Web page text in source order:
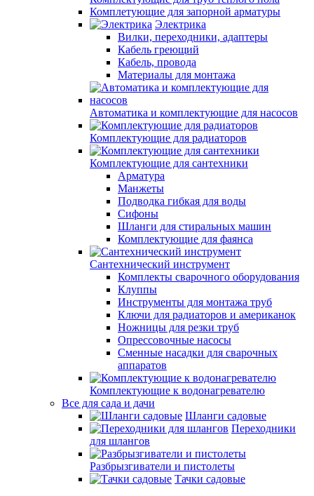
Комплетующие для запорной арматуры
Электрика
Вилки, переходники, адаптеры
Кабель греющий
Кабель, провода
Материалы для монтажа
Автоматика и комплектующие для насосов
Комплектующие для радиаторов
Комплектующие для сантехники
Арматура
Манжеты
Подводка гибкая для воды
Сифоны
Шланги для стиральных машин
Комплектующие для фаянса
Сантехнический инструмент
Комплекты сварочного оборудования
Клуппы
Инструменты для монтажа труб
Ключи для радиаторов и американок
Ножницы для резки труб
Опрессовочные насосы
Сменные насадки для сварочных
аппаратов
Комплектующие к водонагревателю
Все для сада и дачи
Шланги садовые
Переходники
для шлангов
Разбрызгиватели и пистолеты
Тачки садовые